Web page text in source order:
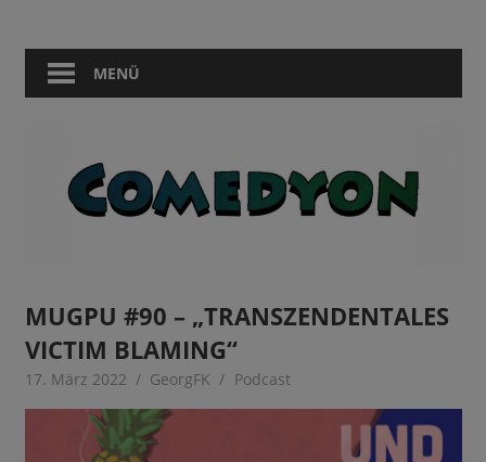
springen
Comedyon
Berlin
MENÜ
MUGPU #90 – „TRANSZENDENTALES
VICTIM BLAMING“
17. März 2022 GeorgFK Podcast